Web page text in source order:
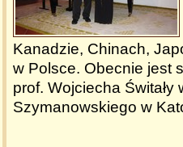
Kanadzie, Chinach,
w Polsce. Obecnie jest
prof. Wojciecha
Szymanowskiego w